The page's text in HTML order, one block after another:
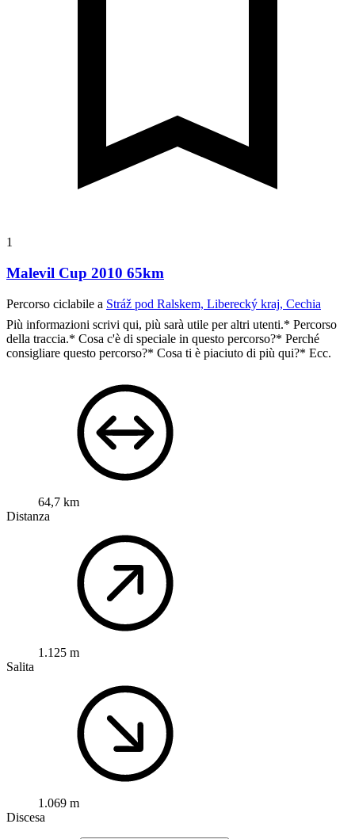
1
Malevil Cup 2010 65km
Percorso ciclabile a Stráž pod Ralskem, Liberecký kraj, Cechia
Più informazioni scrivi qui, più sarà utile per altri utenti.* Percorso
della traccia.* Cosa c'è di speciale in questo percorso?* Perché
consigliare questo percorso?* Cosa ti è piaciuto di più qui?* Ecc.
64,7 km
Distanza
1.125 m
Salita
1.069 m
Discesa